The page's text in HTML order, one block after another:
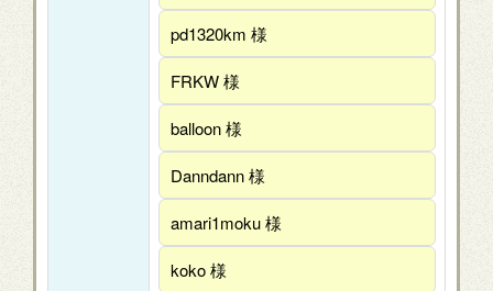
pd1320km 様
FRKW 様
balloon 様
Danndann 様
amari1moku 様
koko 様